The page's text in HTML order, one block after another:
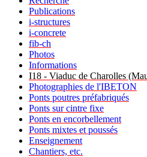
Publications
i-structures
i-concrete
fib-ch
Photos
Informations
I18 - Viaduc de Charolles
Photographies de l'IBETON
Ponts poutres préfabriqués
Ponts sur cintre fixe
Ponts en encorbellement
Ponts mixtes et poussés
Enseignement
Chantiers, etc.